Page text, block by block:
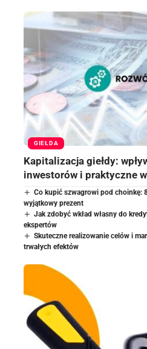
GIEŁDA
Kapitalizacja giełdy:
inwestorów i praktyczne
Co kupić szwagrowi pod choinkę:
wyjątkowy prezent
Jak zdobyć wkład własny do
ekspertów
Skuteczne realizowanie celów i
trwałych efektów